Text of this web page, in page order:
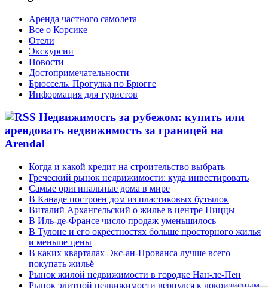
Аренда частного самолета
Все о Корсике
Отели
Экскурсии
Новости
Достопримечательности
Брюссель. Прогулка по Брюгге
Информация для туристов
Недвижимость за рубежом: купить или
арендовать недвижимость за границей на
Arendal
Когда и какой кредит на строительство выбрать
Греческий рынок недвижимости: куда инвестировать
Самые оригинальные дома в мире
В Канаде построен дом из пластиковых бутылок
Виталий Архангельский о жилье в центре Ниццы
В Иль-де-Франсе число продаж уменьшилось
В Тулоне и его окрестностях больше просторного жилья
и меньше цены
В каких кварталах Экс-ан-Прованса лучше всего
покупать жильё
Рынок жилой недвижимости в городке Нан-ле-Пен
Рынок элитной недвижимости вернулся к докризисным